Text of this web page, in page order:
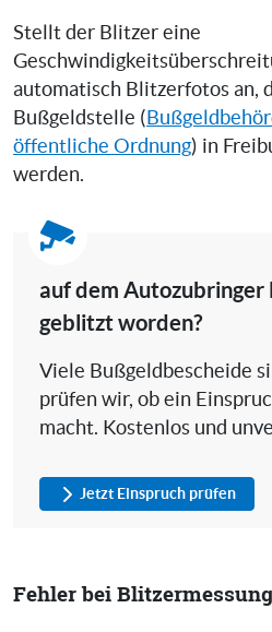
Stellt der Blitzer eine
automatisch Blitzerfotos an,
Bußgeldstelle (
öffentliche Ordnung) in
werden.
auf dem
geblitzt worden?
Viele Bußgeldbescheide
prüfen wir, ob ein
macht. Kostenlos und
Jetzt Einspruch prüfen
Fehler bei